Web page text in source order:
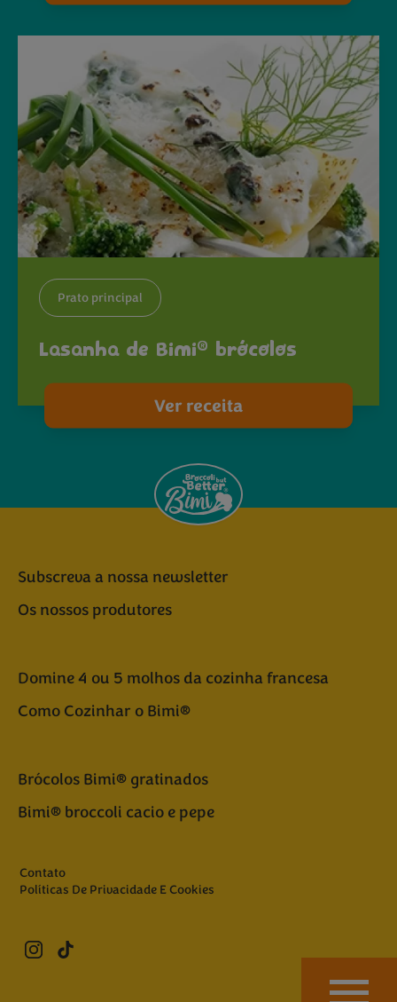
Prato principal
Lasanha de Bimi® brócolos
Ver receita
Subscreva a nossa newsletter
Os nossos produtores
Domine 4 ou 5 molhos da cozinha francesa
Como Cozinhar o Bimi®
Brócolos Bimi® gratinados
Bimi® broccoli cacio e pepe
Contato
Políticas De Privacidade E Cookies